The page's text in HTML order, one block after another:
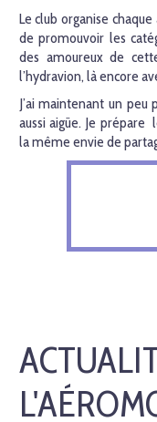
Le club organise
de promouvoir les
des amoureux de
l’hydravion, là encore
J’ai maintenant un
aussi aigüe. Je prépare
la même envie de